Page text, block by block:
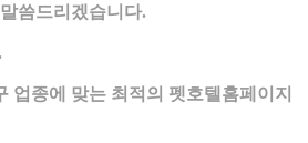
씀드리겠습니다.
종에 맞는 최적의 펫호텔홈페이지